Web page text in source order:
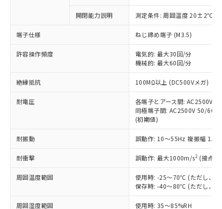
開閉能力説明 測定条件: 周囲温度 20±2℃、
端子仕様 ねじ締め端子 (M3.5)
許容操作頻度
電気的: 最大30回/分
機械的: 最大60回/分
絶縁抵抗 100MΩ以上 (DC500Vメガ)
耐電圧
各端子とアース間: AC2500V
同極端子間: AC2500V 50/
(初期値)
耐振動 誤動作: 10～55Hz 複振幅
耐衝撃 誤動作: 最大1000m/s2 (接点
周囲温度範囲
使用時: -25～70℃ (ただし、氷
保存時: -40～80℃ (ただし、氷
周囲湿度範囲 使用時: 35～85%RH
以下の条件をお読みいただき、同意のうえ
本サービスは、当社制御機器事業取扱
商品の当社在庫状況および標準価格
(税抜)を提供させていただくもので
当社制御機器事業取扱商品の中には、
本サービスの対象外となる商品もある
ことをご了承ください。
在庫状況および標準価格照会結果は、
記載している更新日時点での社内デー
タに基づき作成されるものであり、閲
覧された時点での実際の在庫および標
準価格とは異なる場合があることをご
正式な納期状況および標準価格はお客
様のお取引先、またはお客様担当のオ
ムロン制御機器販売店・当社販売員に
対応予定なし：EU RoHS指令（10物質）の
定はありません。
調査・確認中：EU RoHS指令（10物質）の
非含有の対応状況を調査中または確認中の
非該当品：ライセンス料など無形物で、有
害物質有無と関係のない商品です。
仕入先様の事情により、非含有部品として
いたものが、含有品と判明した場合などや
むを得ず変更することがあります。
鉛(Pb) 1000ppm以下、 水銀(Hg) 1000ppm以下、 カド
六価クロム(Cr(Ⅵ)) 1000ppm以下、ポリ臭化ビフェニル
類(PBB) 1000ppm以下、ポリ臭化ジフェニルエーテル類
(PBDE) 1000ppm以下、フタル酸ビス(2-エチルヘキシ
ル) (DEHP)(別名：DOP) 1000ppm以下、フタル酸ブチ
ルベンジル（BBP） 1000ppm以下、フタル酸ジブチル
（DBP） 1000ppm以下、フタル酸ジイソブチル
(DIBP) 1000ppm以下
※1 中国RoHS○×表
「○」：最大均質材料含有率が中国RoHSの
基準値以下であることを示します。
「×」：最大均質材料含有率が中国RoHSの
基準値を超えていることを示します。
「－」：未確認です。当社販売部門へお問
Cr(Ⅵ)(六価クロム) : 1000ppm、 PBBs(ポリ臭化ビフェ
ニル類) : 1000ppm、 PBDEs(ポリ臭化ジフェニルエーテ
ル類) : 1000ppm、
DBP(フタル酸ジブチル) : 1000ppm、 DIBP(フタル酸ジ
イソブチル) : 1000ppm、 BBP(フタル酸ブチルベンジ
ル) : 1000ppm、
当社は、これら貴社製品のうち、外国
為替および外国貿易法に定める商品
（以下｢規制貨物等」という）を輸出
または国外への提供する場合は、日本
国政府の輸出許可(または役務取引許
可)を取得するなどの必要な手続きを
当社は規制貨物を破棄する場合は、完
全に破砕するなど、違法に輸出されな
いよう必要な手段を講じます。
○ 一定数以上の在庫あり
一定数には満たないが在庫あり